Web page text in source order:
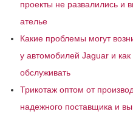
проекты не развалились и
ателье
Какие проблемы могут
у автомобилей Jaguar и как
обслуживать
Трикотаж оптом от
надежного поставщика и